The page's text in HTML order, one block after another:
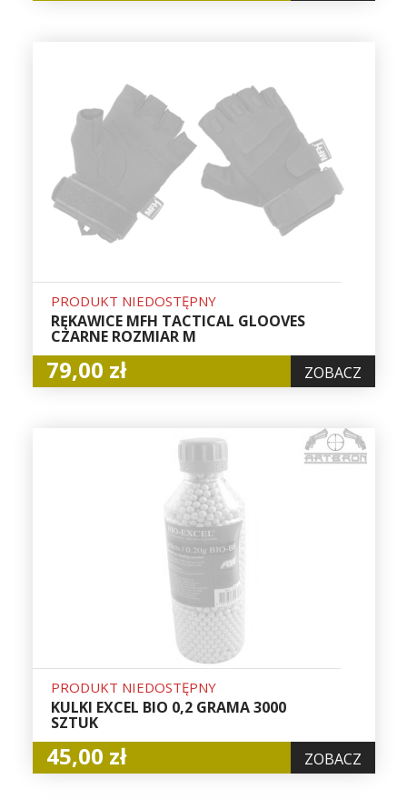
PRODUKT NIEDOSTĘPNY
RĘKAWICE MFH TACTICAL GLOOVES
CZARNE ROZMIAR M
79,00 zł ZOBACZ
PRODUKT NIEDOSTĘPNY
KULKI EXCEL BIO 0,2 GRAMA 3000
SZTUK
45,00 zł ZOBACZ